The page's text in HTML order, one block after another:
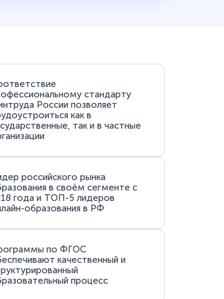
стандарту
России позволяет
как в
так и в частные
российского рынка
в своём сегменте с
года и ТОП-5 лидеров
образования в РФ
по ФГОС
качественный и
процесс